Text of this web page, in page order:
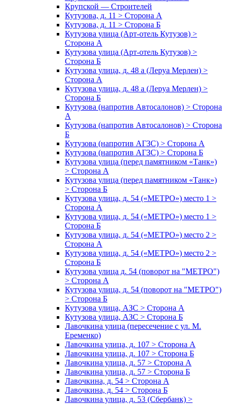
Крупской — Строителей
Кутузова, д. 11 > Сторона А
Кутузова, д. 11 > Сторона Б
Кутузова улица (Арт-отель Кутузов) >
Сторона А
Кутузова улица (Арт-отель Кутузов) >
Сторона Б
Кутузова улица, д. 48 а (Леруа Мерлен) >
Сторона А
Кутузова улица, д. 48 а (Леруа Мерлен) >
Сторона Б
Кутузова (напротив Автосалонов) > Сторона
А
Кутузова (напротив Автосалонов) > Сторона
Б
Кутузова (напротив АГЗС) > Сторона А
Кутузова (напротив АГЗС) > Сторона Б
Кутузова улица (перед памятником «Танк»)
> Сторона А
Кутузова улица (перед памятником «Танк»)
> Сторона Б
Кутузова улица, д. 54 («МЕТРО») место 1 >
Сторона А
Кутузова улица, д. 54 («МЕТРО») место 1 >
Сторона Б
Кутузова улица, д. 54 («МЕТРО») место 2 >
Сторона А
Кутузова улица, д. 54 («МЕТРО») место 2 >
Сторона Б
Кутузова улица д. 54 (поворот на "МЕТРО")
> Сторона А
Кутузова улица, д. 54 (поворот на "МЕТРО")
> Сторона Б
Кутузова улица, АЗС > Сторона А
Кутузова улица, АЗС > Сторона Б
Лавочкина улица (пересечение с ул. М.
Еременко)
Лавочкина улица, д. 107 > Сторона А
Лавочкина улица, д. 107 > Сторона Б
Лавочкина улица, д. 57 > Сторона А
Лавочкина улица, д. 57 > Сторона Б
Лавочкина, д. 54 > Сторона А
Лавочкина, д. 54 > Сторона Б
Лавочкина улица, д. 53 (Сбербанк) >